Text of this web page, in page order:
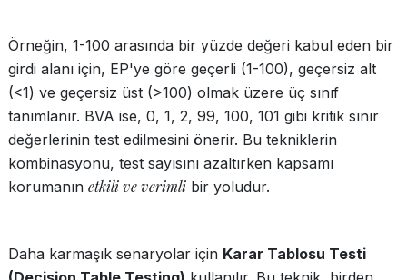
Örneğin, 1-100 arasında bir yüzde değeri kabul eden bir
girdi alanı için, EP'ye göre geçerli (1-100), geçersiz alt
(<1) ve geçersiz üst (>100) olmak üzere üç sınıf
tanımlanır. BVA ise, 0, 1, 2, 99, 100, 101 gibi kritik sınır
değerlerinin test edilmesini önerir. Bu tekniklerin
kombinasyonu, test sayısını azaltırken kapsamı
korumanın etkili ve verimli bir yoludur.
Daha karmaşık senaryolar için Karar Tablosu Testi